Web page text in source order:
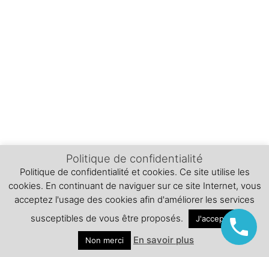
Politique de confidentialité
Politique de confidentialité et cookies. Ce site utilise les
cookies. En continuant de naviguer sur ce site Internet, vous
acceptez l'usage des cookies afin d'améliorer les services
susceptibles de vous être proposés.
J'accepte
Non merci En savoir plus